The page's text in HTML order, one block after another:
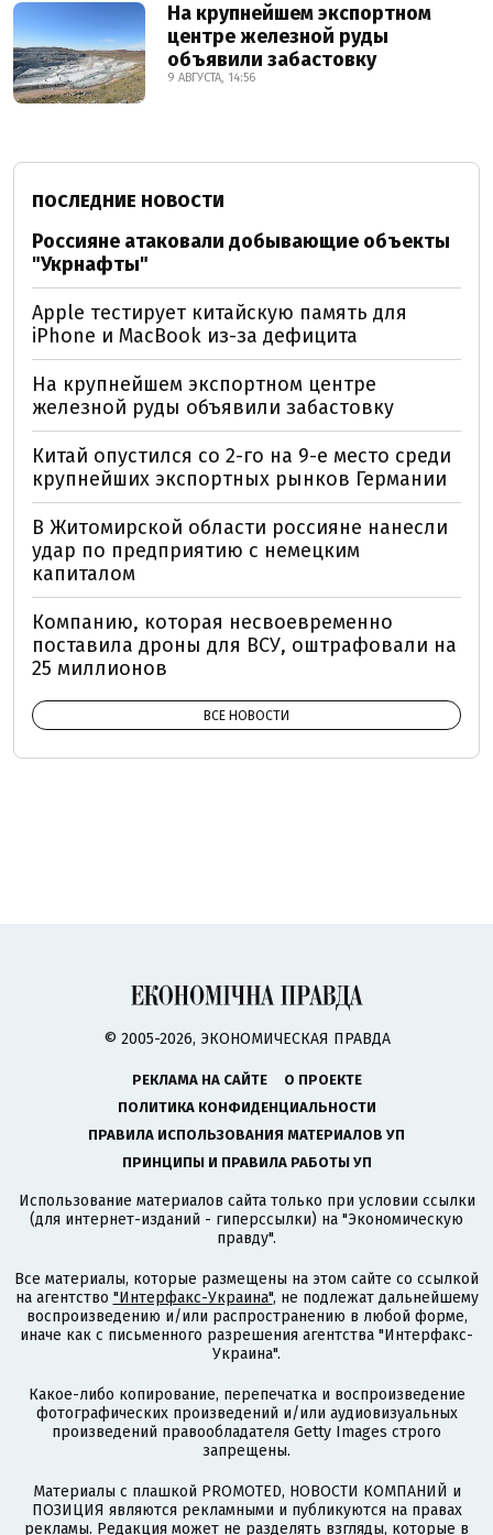
На крупнейшем экспортном
центре железной руды
объявили забастовку
9 АВГУСТА, 14:56
ПОСЛЕДНИЕ НОВОСТИ
Россияне атаковали добывающие объекты
"Укрнафты"
Apple тестирует китайскую память для
iPhone и MacBook из-за дефицита
На крупнейшем экспортном центре
железной руды объявили забастовку
Китай опустился со 2-го на 9-е место среди
крупнейших экспортных рынков Германии
В Житомирской области россияне нанесли
удар по предприятию с немецким
капиталом
Компанию, которая несвоевременно
поставила дроны для ВСУ, оштрафовали на
25 миллионов
ВСЕ НОВОСТИ
© 2005-2026, ЭКОНОМИЧЕСКАЯ ПРАВДА
РЕКЛАМА НА САЙТЕ
О ПРОЕКТЕ
ПОЛИТИКА КОНФИДЕНЦИАЛЬНОСТИ
ПРАВИЛА ИСПОЛЬЗОВАНИЯ МАТЕРИАЛОВ УП
ПРИНЦИПЫ И ПРАВИЛА РАБОТЫ УП
Использование материалов сайта только при условии ссылки
(для интернет-изданий - гиперссылки) на "Экономическую
правду".
Все материалы, которые размещены на этом сайте со ссылкой
на агентство "Интерфакс-Украина", не подлежат дальнейшему
воспроизведению и/или распространению в любой форме,
иначе как с письменного разрешения агентства "Интерфакс-
Украина".
Какое-либо копирование, перепечатка и воспроизведение
фотографических произведений и/или аудиовизуальных
произведений правообладателя Getty Images строго
запрещены.
Материалы с плашкой PROMOTED, НОВОСТИ КОМПАНИЙ и
ПОЗИЦИЯ являются рекламными и публикуются на правах
рекламы. Редакция может не разделять взгляды, которые в